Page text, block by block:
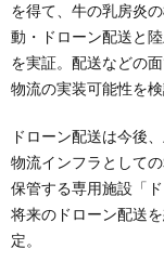
を得て、牛の乳房炎
動・ドローン配送と
を実証。配送などの
物流の実装可能性を検
ドローン配送は今後
物流インフラとして
保管する専用施設「
将来のドローン配送
定。